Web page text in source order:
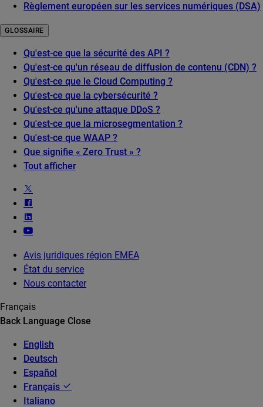
Règlement européen sur les services numériques (DSA)
GLOSSAIRE
Qu'est-ce que la sécurité des API ?
Qu'est-ce qu'un réseau de diffusion de contenu (CDN) ?
Qu'est-ce que le Cloud Computing ?
Qu'est-ce que la cybersécurité ?
Qu'est-ce qu'une attaque DDoS ?
Qu'est-ce que la microsegmentation ?
Qu'est-ce que WAAP ?
Que signifie « Zero Trust » ?
Tout afficher
Avis juridiques région EMEA
État du service
Nous contacter
Français
Back Language Close
English
Deutsch
Español
Français
Italiano